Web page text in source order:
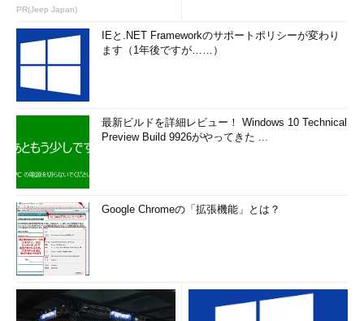
のデータはアクセスできなくなる。必要ならばこの初期化操作を
行わず、GPT形式やその中のファイル・システムを理解できる、
別のOSを利用してデータをサルベージすること。
■この記事と関連性の高い別の記事
Windowsのdiskpartコマンドでディスクのパーティショ
ンを操作する
の内容を消去する
ディスクのパーティション・テーブルを調査する
（TIPS）
Hyper-V 2.0で仮想SCSIディスクを動的に追加する
（TIPS）
「
PR(Jeep Japan)
IEと.NET Frameworkのサポートポリシーが変わり
ます（1年後ですが……）
最新ビルドを詳細レビュー！ Windows 10 Technical
Preview Build 9926がやってきた ...
Google Chromeの「拡張機能」とは？